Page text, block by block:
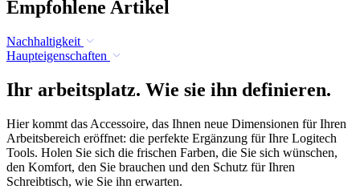
Empfohlene Artikel
Nachhaltigkeit
Haupteigenschaften
Ihr arbeitsplatz. Wie sie ihn definieren.
Hier kommt das Accessoire, das Ihnen neue Dimensionen für Ihren
Arbeitsbereich eröffnet: die perfekte Ergänzung für Ihre Logitech
Tools. Holen Sie sich die frischen Farben, die Sie sich wünschen,
den Komfort, den Sie brauchen und den Schutz für Ihren
Schreibtisch, wie Sie ihn erwarten.